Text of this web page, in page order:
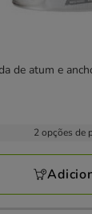
de atum e
2 opções de